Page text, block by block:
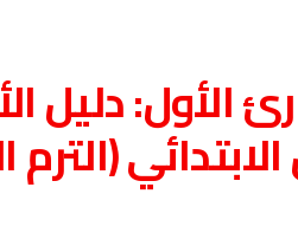
الأول: دليل
(الترم